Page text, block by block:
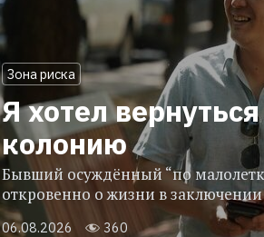
Зона риска
Я хотел
колонию
Бывший осуждённый “по
откровенно о жизни в заключении
06.08.2026 360